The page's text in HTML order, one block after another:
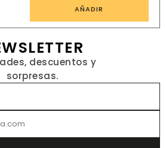
AÑADIR
descuentos y
sorpresas.